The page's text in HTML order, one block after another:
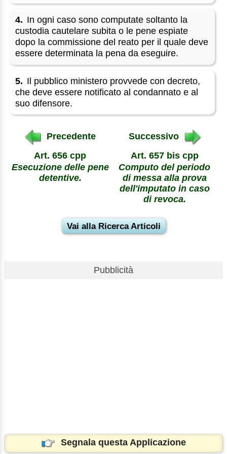
4. In ogni caso sono computate soltanto la
custodia cautelare subita o le pene espiate
dopo la commissione del reato per il quale deve
essere determinata la pena da eseguire.
5. Il pubblico ministero provvede con decreto,
che deve essere notificato al condannato e al
suo difensore.
Precedente
Art. 656 cpp
Esecuzione delle pene
detentive.
Successivo
Art. 657 bis cpp
Computo del periodo
di messa alla prova
dell'imputato in caso
di revoca.
Vai alla Ricerca Articoli
Pubblicità
Segnala questa Applicazione